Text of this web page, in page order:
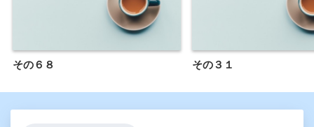
その６８ その３１